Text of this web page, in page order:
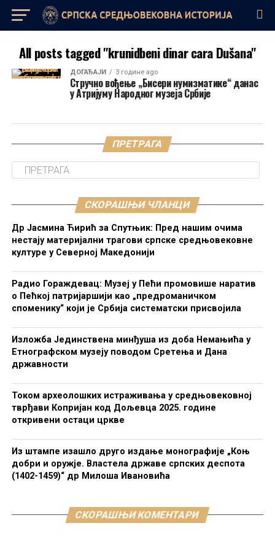
All posts tagged "krunidbeni dinar cara Dušana"
ДОГАЂАЈИ 3 године ago
Стручно вођење „Бисери нумизматике“ данас
у Атријуму Народног музеја Србије
ПРЕТРАГА
СКОРАШЊИ ЧЛАНЦИ
Др Јасмина Ћирић за Спутњик: Пред нашим очима
нестају материјални трагови српске средњовековне
културе у Северној Македонији
Радио Гораждевац: Музеј у Пећи промовише наратив
о Пећкој патријаршији као „предроманичком
споменику“ који је Србија систематски присвојила
Изложба Јединствена минђуша из доба Немањића у
Етнографском музеју поводом Сретења и Дана
државности
Током археолошких истраживања у средњовековној
тврђави Копријан код Дољевца 2025. године
откривени остаци цркве
Из штампе изашло друго издање монографије „Коњ
добри и оружје. Властела државе српских деспота
(1402-1459)“ др Милоша Ивановића
СКОРАШЊИ КОМЕНТАРИ